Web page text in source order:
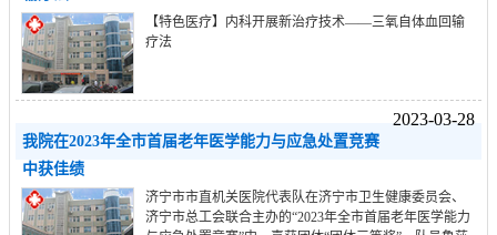
【特色医疗】内科开展新治疗技术——三氧自体血回输
疗法
2023-03-28
我院在2023年全市首届老年医学能力与应急处置竞赛
中获佳绩
济宁市市直机关医院代表队在济宁市卫生健康委员会、
济宁市总工会联合主办的“2023年全市首届老年医学能力